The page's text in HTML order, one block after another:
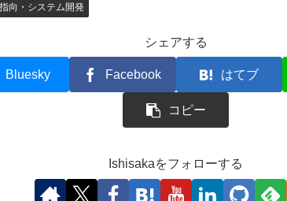
向・システム開発
シェアする
Bluesky Facebook はてブ
コピー
Ishisakaをフォローする